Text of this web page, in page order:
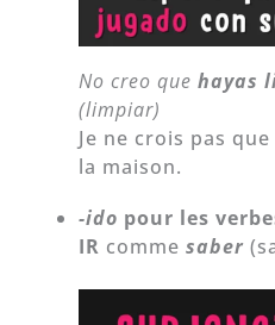
No creo quehayas
(limpiar)
Je ne crois pas
la maison.
-ido pour les
IR comme saber